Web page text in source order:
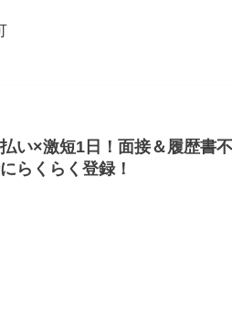
い×激短1日！面接＆履歴書
らくらく登録！